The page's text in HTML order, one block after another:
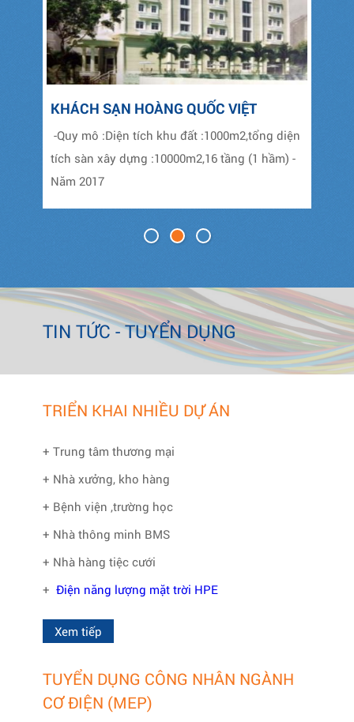
KHÁCH SẠN HOÀNG QUỐC VIỆT
-Quy mô :Diện tích khu đất :1000m2,tổng diện
tích sàn xây dựng :10000m2,16 tầng (1 hầm) -
Năm 2017
TIN TỨC - TUYỂN DỤNG
TRIỂN KHAI NHIỀU DỰ ÁN
+ Trung tâm thương mại
+ Nhà xưởng, kho hàng
+ Bệnh viện ,trường học
+ Nhà thông minh BMS
+ Nhà hàng tiệc cưới
+ Điện năng lượng mặt trời HPE
Xem tiếp
TUYỂN DỤNG CÔNG NHÂN NGÀNH
CƠ ĐIỆN (MEP)